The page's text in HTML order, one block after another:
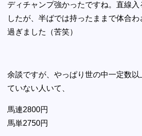
ディチャンプ強かったですね。直線入
したが、半ばでは持ったままで体合
過ぎました（苦笑）
余談ですが、やっぱり世の中一定数以
ていない人いて、
馬連2800円
馬単2750円